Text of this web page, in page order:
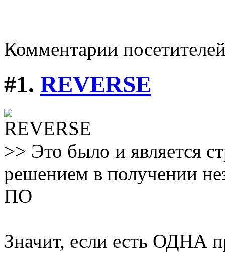
Комментарии
#1. REVERSE
>> Это было и является
решением в получении
ПО
Значит, если есть ОДНА